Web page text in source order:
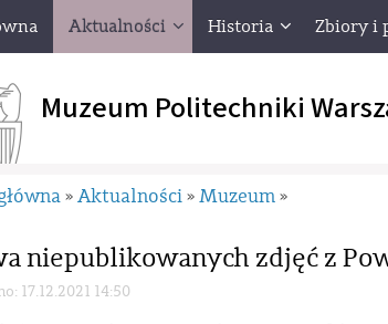
Aktualności Historia Zbiory i
Muzeum Politechniki
» Aktualności » Muzeum »
niepublikowanych zdjęć z
17.12.2021 14:50